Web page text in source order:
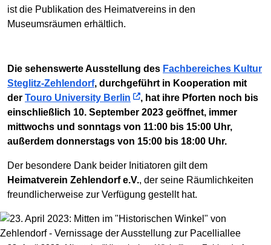
ist die Publikation des Heimatvereins in den
Museumsräumen erhältlich.
Die sehenswerte Ausstellung des Fachbereiches Kultur
Steglitz-Zehlendorf, durchgeführt in Kooperation mit
der Touro University Berlin
, hat ihre Pforten noch bis
einschließlich 10. September 2023 geöffnet, immer
mittwochs und sonntags von 11:00 bis 15:00 Uhr,
außerdem donnerstags von 15:00 bis 18:00 Uhr.
Der besondere Dank beider Initiatoren gilt dem
Heimatverein Zehlendorf e.V., der seine Räumlichkeiten
freundlicherweise zur Verfügung gestellt hat.